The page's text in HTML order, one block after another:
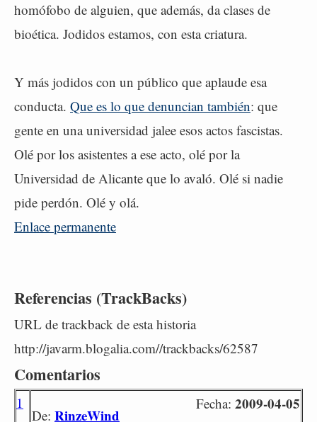
homófobo de alguien, que además, da clases de
bioética. Jodidos estamos, con esta criatura.
Y más jodidos con un público que aplaude esa
conducta. Que es lo que denuncian también: que
gente en una universidad jalee esos actos fascistas.
Olé por los asistentes a ese acto, olé por la
Universidad de Alicante que lo avaló. Olé si nadie
pide perdón. Olé y olá.
Enlace permanente
Referencias (TrackBacks)
URL de trackback de esta historia
http://javarm.blogalia.com//trackbacks/62587
Comentarios
1
De: RinzeWind
Fecha: 2009-04-05